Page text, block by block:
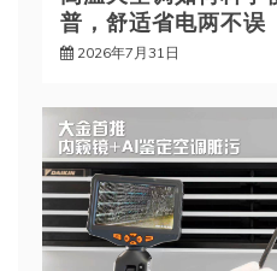
普，舒适省电两不误
2026年7月31日